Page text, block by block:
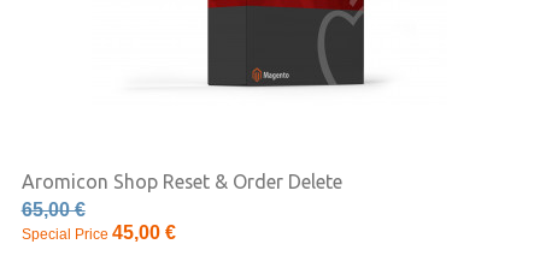
Aromicon Shop Reset & Order Delete
65,00 €
Special Price 45,00 €